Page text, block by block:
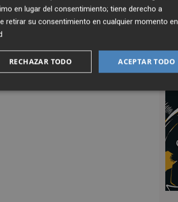
en lugar del consentimiento; tiene derecho a
retirar su consentimiento en cualquier momento en
ACEPTAR TODO
RECHAZAR TODO